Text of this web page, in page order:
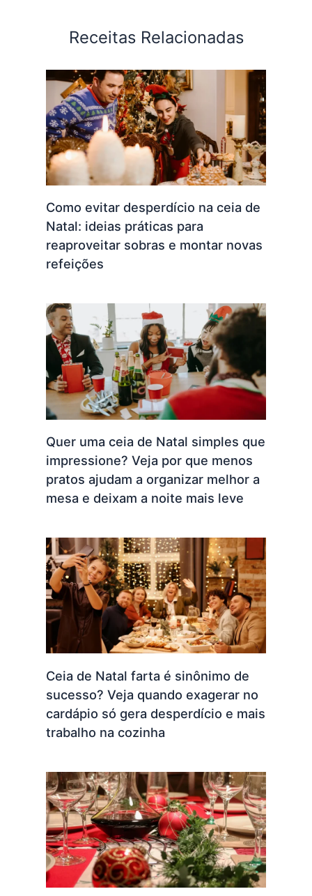
Receitas Relacionadas
Como evitar desperdício na ceia de
Natal: ideias práticas para
reaproveitar sobras e montar novas
refeições
Quer uma ceia de Natal simples que
impressione? Veja por que menos
pratos ajudam a organizar melhor a
mesa e deixam a noite mais leve
Ceia de Natal farta é sinônimo de
sucesso? Veja quando exagerar no
cardápio só gera desperdício e mais
trabalho na cozinha